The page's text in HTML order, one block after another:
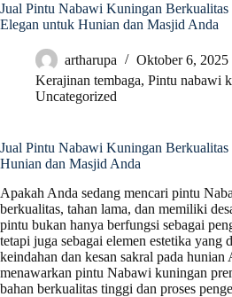
Jual Pintu Nabawi Kuningan
Elegan untuk Hunian dan Masjid Anda
artharupa
Oktober 6, 2025
Kerajinan tembaga, Pintu nabawi
Uncategorized
Jual Pintu Nabawi Kuningan
Hunian dan Masjid Anda
Apakah Anda sedang mencari pintu
berkualitas, tahan lama, dan memiliki
pintu bukan hanya berfungsi sebagai
tetapi juga sebagai elemen estetika yang
keindahan dan kesan sakral pada
menawarkan pintu Nabawi kuningan
bahan berkualitas tinggi dan proses